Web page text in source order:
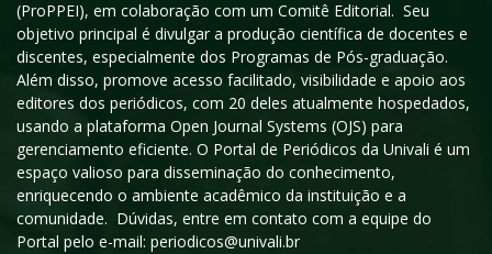
(ProPPEI), em colaboração com um Comitê Editorial. Seu
objetivo principal é divulgar a produção científica de docentes e
discentes, especialmente dos Programas de Pós-graduação.
Além disso, promove acesso facilitado, visibilidade e apoio aos
editores dos periódicos, com 20 deles atualmente hospedados,
usando a plataforma Open Journal Systems (OJS) para
gerenciamento eficiente. O Portal de Periódicos da Univali é um
espaço valioso para disseminação do conhecimento,
enriquecendo o ambiente acadêmico da instituição e a
comunidade. Dúvidas, entre em contato com a equipe do
Portal pelo e-mail: periodicos@univali.br